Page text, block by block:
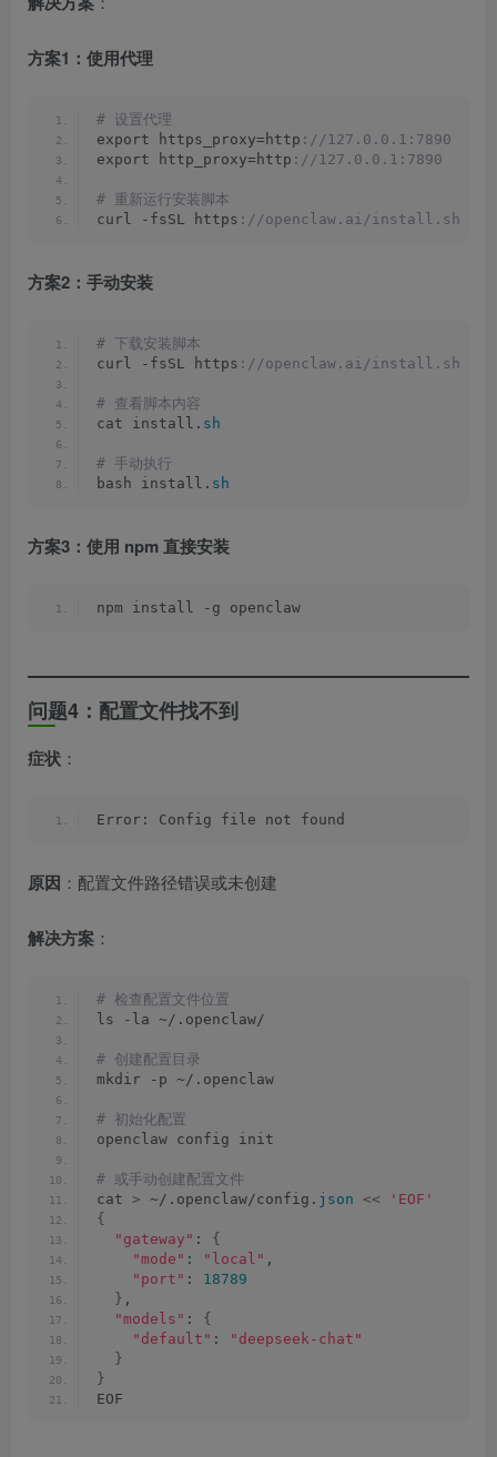
方案1：使用代理
# 设置代理
export https_proxy=http ://127.0.0.1:7890
export http_proxy=http ://127.0.0.1:7890
# 重新运行安装脚本
curl -fsSL https ://openclaw.ai/install.sh |
方案2：手动安装
# 下载安装脚本
curl -fsSL https ://openclaw.ai/install.sh -
# 查看脚本内容
cat install. sh
# 手动执行
bash install. sh
方案3：使用 npm 直接安装
npm install -g openclaw
问题4：配置文件找不到
症状 ：
Error: Config file not found
原因 ：配置文件路径错误或未创建
解决方案 ：
# 检查配置文件位置
ls -la ~/.openclaw/
# 创建配置目录
mkdir -p ~/.openclaw
# 初始化配置
openclaw config init
# 或手动创建配置文件
cat > ~/.openclaw/config. json <<
'EOF'
{
"gateway" : {
"mode" : "local" ,
"port" : 18789
} ,
"models" : {
"default" :
"deepseek-chat"
}
}
EOF